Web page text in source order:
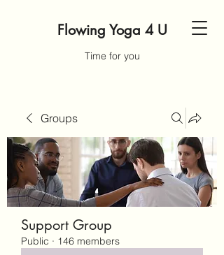
Flowing Yoga 4 U
Time for you
Groups
Support Group
Public · 146 members